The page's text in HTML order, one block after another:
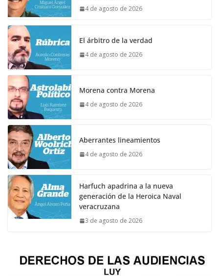
4 de agosto de 2026
El árbitro de la verdad
4 de agosto de 2026
Morena contra Morena
4 de agosto de 2026
Aberrantes lineamientos
4 de agosto de 2026
Harfuch apadrina a la nueva
generación de la Heroica Naval
veracruzana
3 de agosto de 2026